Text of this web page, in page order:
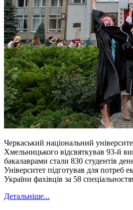
Черкаський національний
Хмельницького відсвяткував 93-й
бакалаврами стали 830 студентів
Університет підготував для потреб
України фахівців за 58
Детальніше...